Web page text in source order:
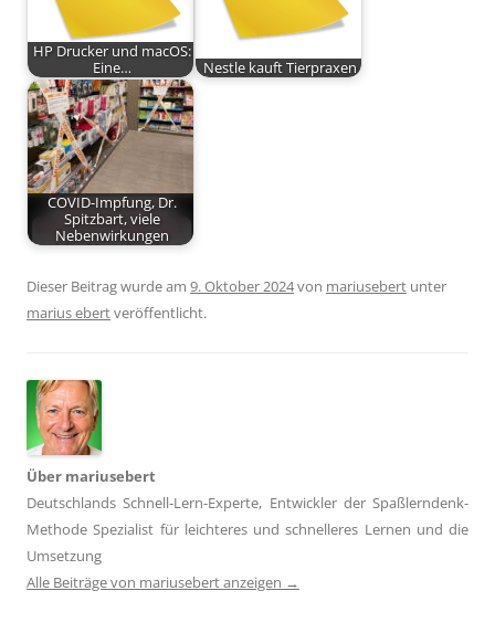
HP Drucker und macOS:
Eine…
Nestle kauft Tierpraxen
COVID-Impfung, Dr.
Spitzbart, viele
Nebenwirkungen
Dieser Beitrag wurde am 9. Oktober 2024von mariusebert unter
marius ebertveröffentlicht.
Über mariusebert
Deutschlands Schnell-Lern-Experte, Entwickler der Spaßlerndenk-
Methode Spezialist für leichteres und schnelleres Lernen und die
Umsetzung
Alle Beiträge von mariusebert anzeigen →